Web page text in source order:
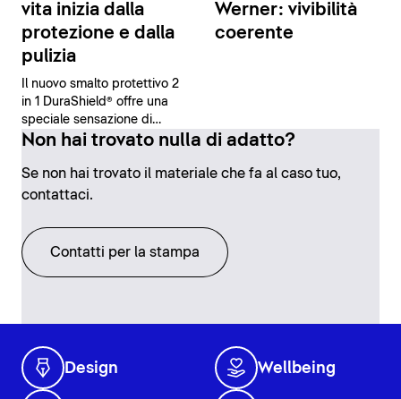
vita inizia dalla
protezione e dalla
pulizia
Il nuovo smalto protettivo 2
in 1 DuraShield® offre una
speciale sensazione di
sicurezza e comfort grazie
antibatteriche e alla facilità
di pulizia.
Werner: vivibilità
coerente
Non hai trovato nulla di adatto?
Se non hai trovato il materiale che fa al caso tuo,
contattaci.
Contatti per la stampa
Design Wellbeing